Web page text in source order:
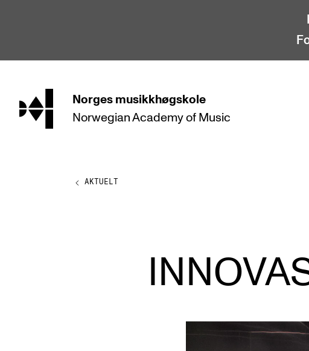
hjem Norges musikkhøgskole
Norwegian Academy of Music
STUDIER
Bachelor
Etterutdanning og kurs
AKTUELT